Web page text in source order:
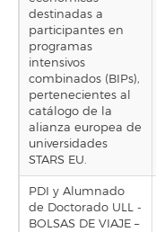
destinadas a
participantes en
programas
intensivos
combinados (BIPs),
pertenecientes al
catálogo de la
alianza europea de
universidades
STARS EU.
PDI y Alumnado
de Doctorado ULL -
BOLSAS DE VIAJE –